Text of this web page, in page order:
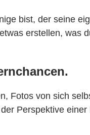
bist, der seine
erstellen, was
Fotos von sich
Perspektive